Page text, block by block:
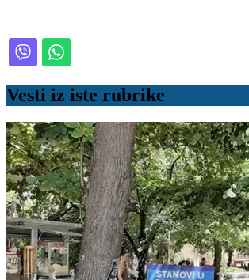
Vesti iz iste rubrike